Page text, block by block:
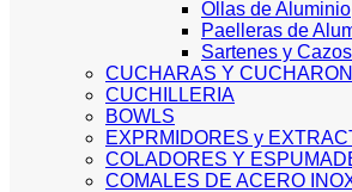
Ollas de Aluminio
Paelleras de
Sartenes y
CUCHARAS Y
CUCHILLERIA
BOWLS
EXPRMIDORES y
COLADORES Y
COMALES DE ACERO